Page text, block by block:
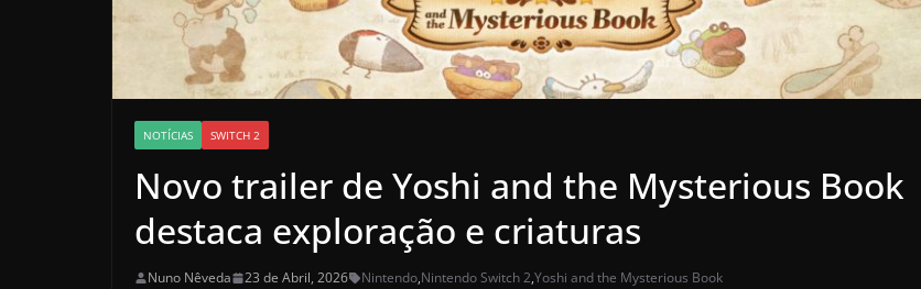
NOTÍCIAS SWITCH 2
Novo trailer de Yoshi and the Mysterious Book
destaca exploração e criaturas
Nuno Nêveda 23 de Abril, 2026 Nintendo,Nintendo Switch 2,Yoshi and the Mysterious Book